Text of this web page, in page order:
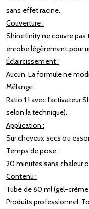
sans effet racine.
Couverture :
Shinefinity ne couvre
enrobe légèrement pour
Éclaircissement :
Aucun. La formule ne
Mélange :
Ratio 1:1 avec
selon la technique).
Application :
Sur cheveux secs ou
Temps de pose :
20 minutes sans chaleur
Contenu :
Tube de 60 ml (gel-
Produits professionnel.